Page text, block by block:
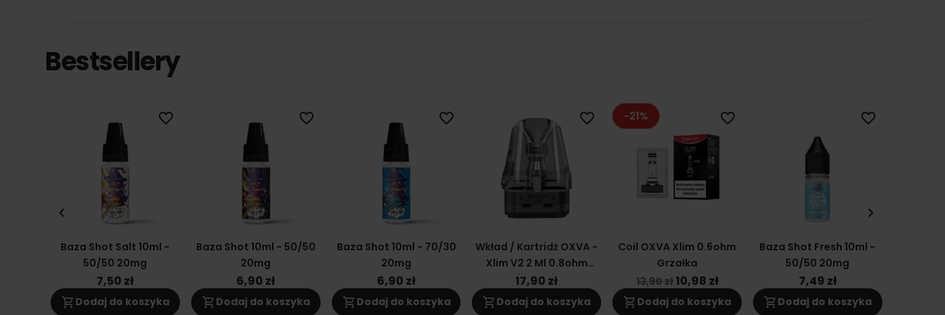
Bestsellery
Baza Shot Salt 10ml -
50/50 20mg
7,50 zł
shopping_cart Dodaj do koszyka
favorite_border
Baza Shot 10ml - 50/50
20mg
6,90 zł
shopping_cart Dodaj do koszyka
favorite_border
Baza Shot 10ml - 70/30
20mg
6,90 zł
shopping_cart Dodaj do koszyka
favorite_border
Wkład / Kartridż OXVA -
Xlim V2 2 Ml 0.8ohm
(topfill)
17,90 zł
shopping_cart Dodaj do koszyka
favorite_border
Coil OXVA Xlim 0.6ohm
Grzałka
13,90 zł 10,98 zł
shopping_cart Dodaj do koszyka
-21% favorite_border
Baza Shot Fresh 10ml -
50/50 20mg
7,49 zł
shopping_cart Dodaj do koszyka
favorite_border
keyboard_arrow_left keyboard_arrow_right